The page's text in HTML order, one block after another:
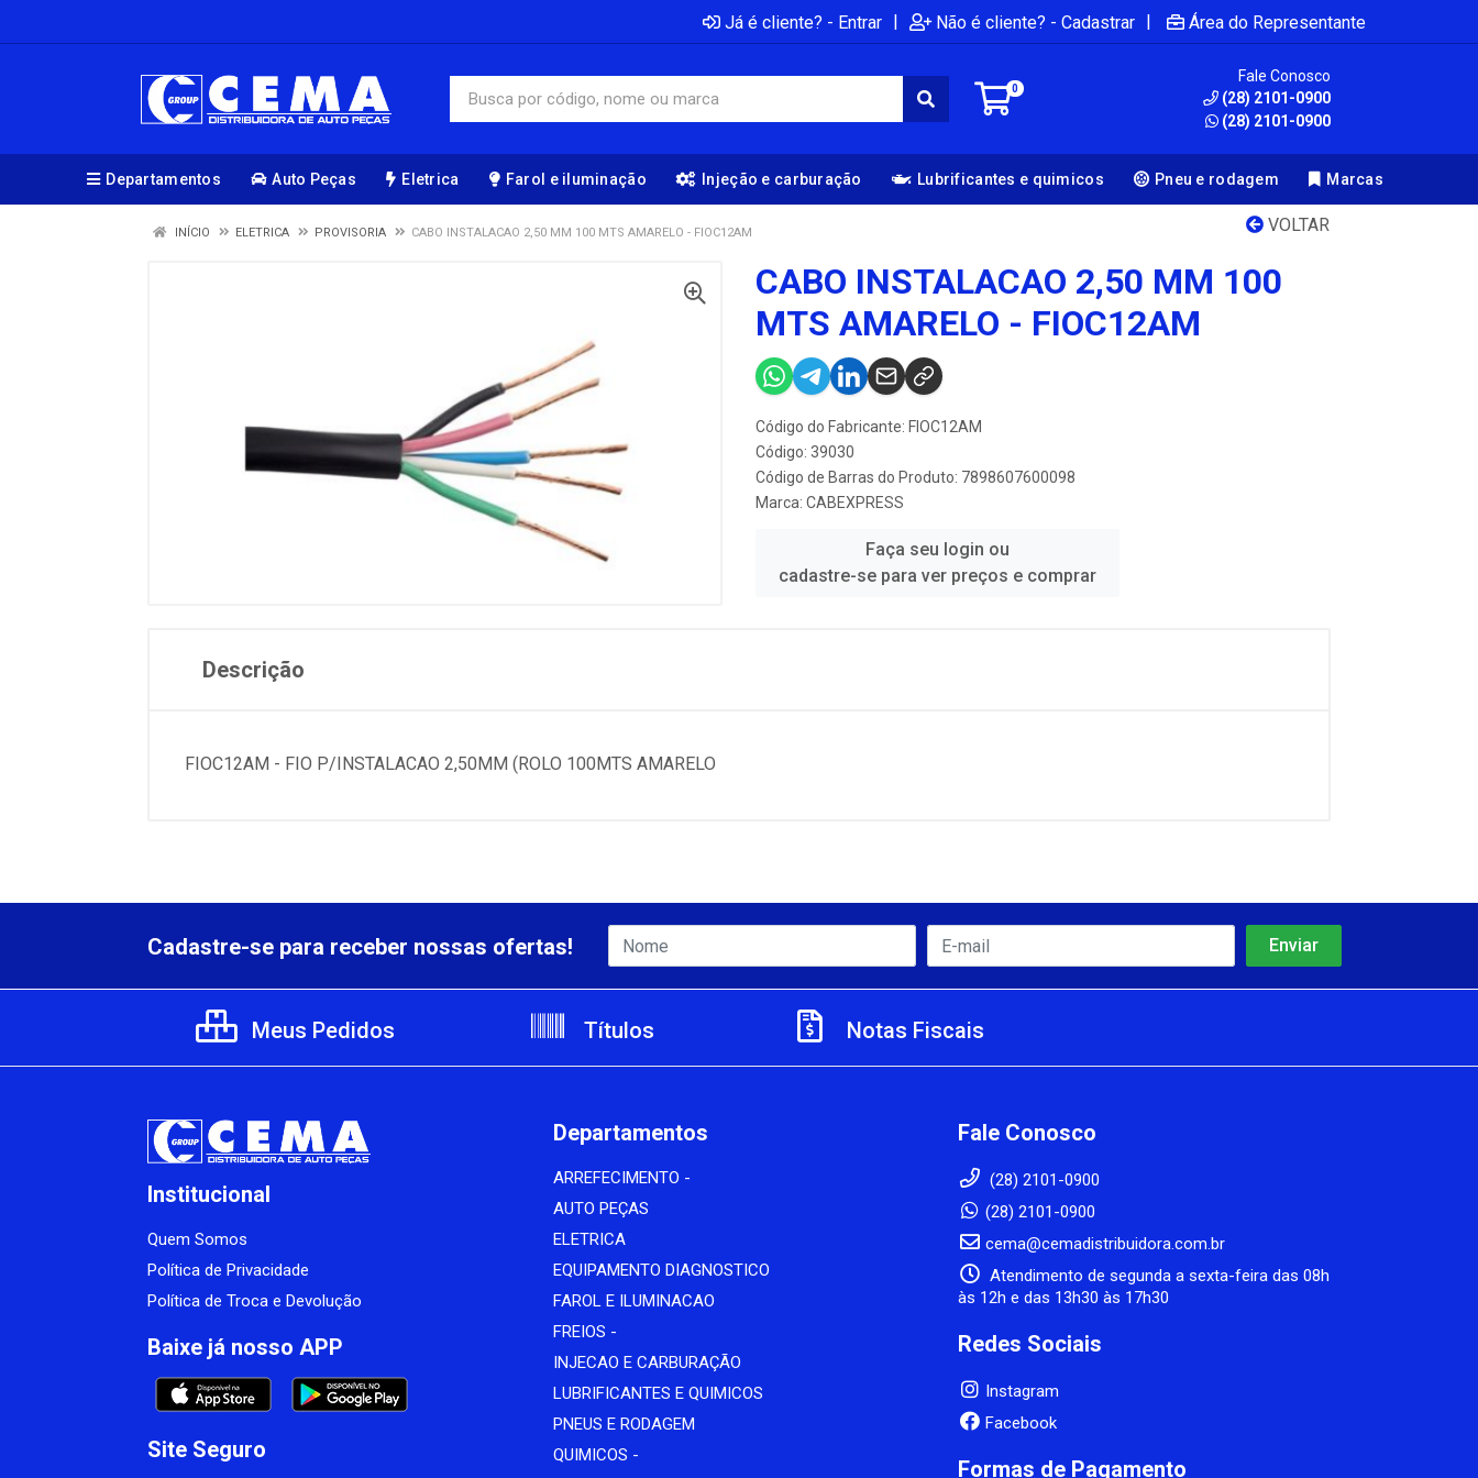
Já é cliente? - Entrar | Não é cliente? - Cadastrar | Área do Representante
0
Fale Conosco
(28) 2101-0900
(28) 2101-0900
Departamentos Auto Peças Eletrica Farol e iluminação Injeção e carburação Lubrificantes e quimicos Pneu e rodagem Marcas
VOLTAR
INÍCIO ELETRICA PROVISORIA CABO INSTALACAO 2,50 MM 100 MTS AMARELO - FIOC12AM
CABO INSTALACAO 2,50 MM 100
MTS AMARELO - FIOC12AM
Código do Fabricante: FIOC12AM
Código: 39030
Código de Barras do Produto: 7898607600098
Marca: CABEXPRESS
Faça seu login ou
cadastre-se para ver preços e comprar
Descrição
FIOC12AM - FIO P/INSTALACAO 2,50MM (ROLO 100MTS AMARELO
Cadastre-se para receber nossas ofertas!
Meus Pedidos Títulos Notas Fiscais
Institucional
Quem Somos
Política de Privacidade
Política de Troca e Devolução
Baixe já nosso APP
Site Seguro
Departamentos
ARREFECIMENTO -
AUTO PEÇAS
ELETRICA
EQUIPAMENTO DIAGNOSTICO
FAROL E ILUMINACAO
FREIOS -
INJECAO E CARBURAÇÃO
LUBRIFICANTES E QUIMICOS
PNEUS E RODAGEM
QUIMICOS -
Fale Conosco
(28) 2101-0900
(28) 2101-0900
cema@cemadistribuidora.com.br
Atendimento de segunda a sexta-feira das 08h
às 12h e das 13h30 às 17h30
Redes Sociais
Instagram
Facebook
Formas de Pagamento